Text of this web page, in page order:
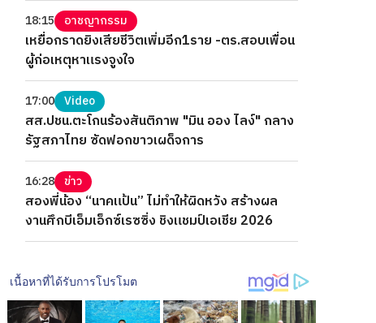
18:15 อาชญากรรม
เหยื่อกราดยิงเสียชีวิตเพิ่มอีก1ราย -ตร.สอบเพื่อน
ผู้ก่อเหตุหาแรงจูงใจ
17:00 Video
สส.ปชน.ตะโกนร้องสันติภาพ "มิน ออง ไลง์" กลาง
รัฐสภาไทย ซัดฟอกขาวเผด็จการ
16:28 ข่าว
สองพี่น้อง “นาคแป้น” ไม่ทำให้ผิดหวัง สร้างผล
งานศึกบีเอ็มเอ็กซ์เรซซิ่ง ชิงแชมป์เอเชีย 2026